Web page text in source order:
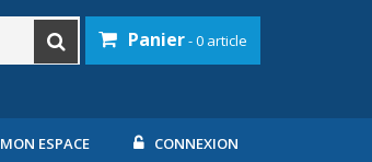
Panier- 0 article
MON ESPACE CONNEXION